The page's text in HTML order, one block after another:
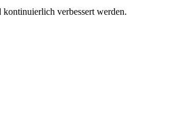
kontinuierlich verbessert werden.